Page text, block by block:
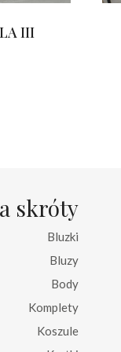
III
skróty
Bluzki
Bluzy
Body
Komplety
Koszule